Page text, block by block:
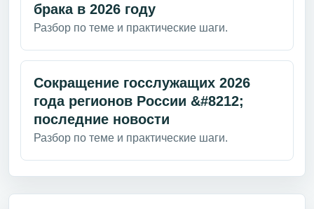
брака в 2026 году
Разбор по теме и практические шаги.
Сокращение госслужащих 2026
года регионов России &#8212;
последние новости
Разбор по теме и практические шаги.